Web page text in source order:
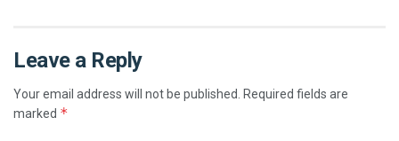
Leave a Reply
Your email address will not be published. Required fields are
marked *